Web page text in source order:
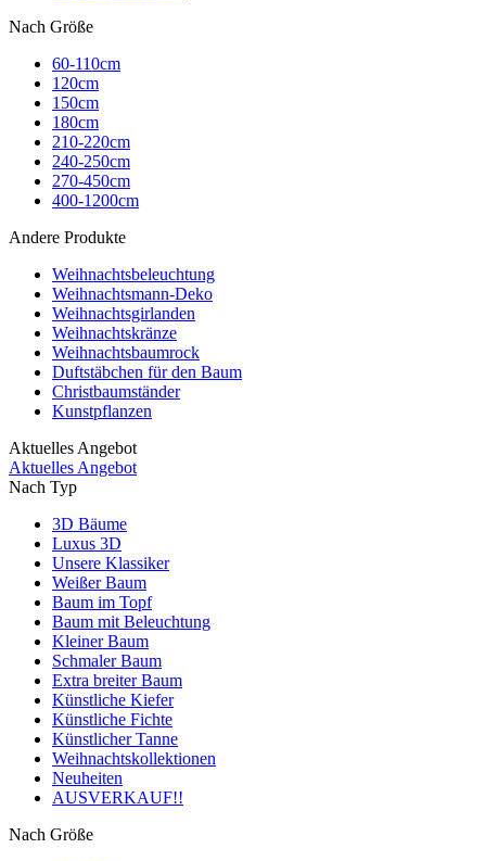
Nach Größe
60-110cm
120cm
150cm
180cm
210-220cm
240-250cm
270-450cm
400-1200cm
Andere Produkte
Weihnachtsbeleuchtung
Weihnachtsmann-Deko
Weihnachtsgirlanden
Weihnachtskränze
Weihnachtsbaumrock
Duftstäbchen für den Baum
Christbaumständer
Kunstpflanzen
Aktuelles Angebot
Aktuelles Angebot
Nach Typ
3D Bäume
Luxus 3D
Unsere Klassiker
Weißer Baum
Baum im Topf
Baum mit Beleuchtung
Kleiner Baum
Schmaler Baum
Extra breiter Baum
Künstliche Kiefer
Künstliche Fichte
Künstlicher Tanne
Weihnachtskollektionen
Neuheiten
AUSVERKAUF!!
Nach Größe